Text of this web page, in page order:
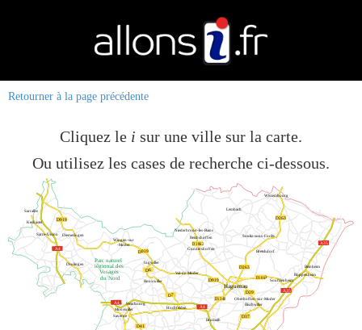
Retourner à la page précédente
Cliquez le i sur une ville sur la carte.
Ou utilisez les cases de recherche ci-dessous.
D41
D7
D37
D29
D6
D263
D263
D919
D919
D919
D1062
D1063
D1340
A35
A35
A4
A4
A4
Brumath
Hochfelden
Monswiller
Saverne
Steinbourg
Bouxwiller
Ingwiller
Val-de-Moder
Gundershoffen
Reichshoffen
Niederbronn-les-Bains
Lembach
Wissembourg
Soultz-sous-Forêts
Bretshdorf
Beinheim
Roppenheim
Oberhoffen-sur-Moder
Bischwiller
Wingen-sur
-Moder
Diemeringen
Sarre-Union
Keskastel
Sarralbe
Drulingen
Haguenau
Soufflenheim
Parc naturel
régional des
Vosages
du Nord